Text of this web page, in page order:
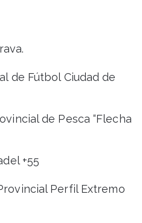
de Fútbol Ciudad de
de Pesca “Flecha
+55
Perfil Extremo